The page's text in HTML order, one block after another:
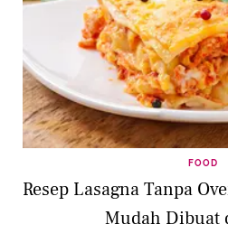
FOOD
Resep Lasagna Tanpa
Mudah Dibuat